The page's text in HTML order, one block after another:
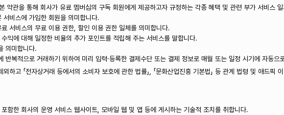
관을 통해 회사가 유료 멤버십의 구독 회원에게 제공하고자 규정하는 각종 혜택 및 관련 부가 서비스
비스에 가입한 회원을 의미합니다.
서비스의 무료 이용 권한, 할인 이용 권한 일체를 의미합니다.
익에 대해 일정한 비율의 추가 포인트를 적립해 주는 서비스를 말합니다.
의미합니다.
복적으로 거래하기 위하여 미리 입력·등록한 결제수단 또는 결제 정보로 매월 또는 일정 시기에 자동으
고 「전자상거래 등에서의 소비자 보호에 관한 법률」, 「문화산업진흥 기본법」 등 관계 법령 및 애드픽
한 회사의 운영 서비스 웹사이트, 모바일 웹 및 앱 등에 게시하는 기술적 조치를 취합니다.